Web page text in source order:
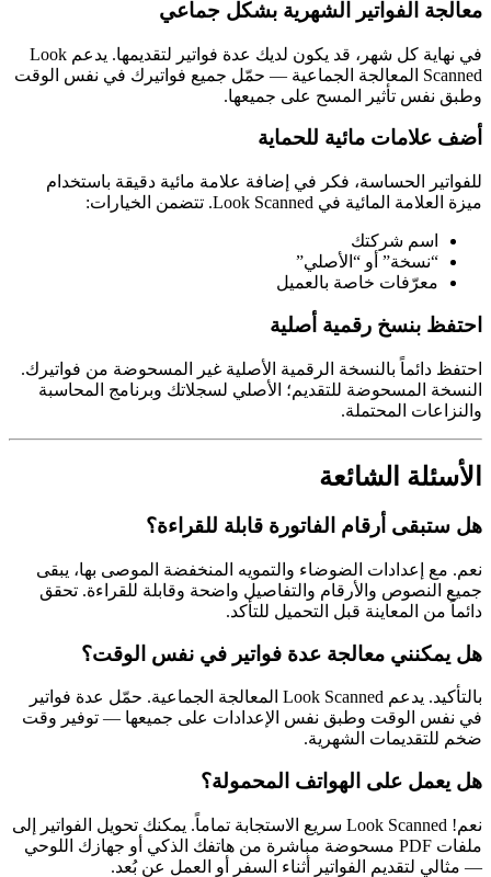
معالجة الفواتير الشهرية بشكل جماعي
في نهاية كل شهر، قد يكون لديك عدة فواتير لتقديمها. يدعم Look
Scanned المعالجة الجماعية — حمّل جميع فواتيرك في نفس الوقت
وطبق نفس تأثير المسح على جميعها.
أضف علامات مائية للحماية
للفواتير الحساسة، فكر في إضافة علامة مائية دقيقة باستخدام
ميزة العلامة المائية في Look Scanned. تتضمن الخيارات:
اسم شركتك
“نسخة” أو “الأصلي”
معرّفات خاصة بالعميل
احتفظ بنسخ رقمية أصلية
احتفظ دائماً بالنسخة الرقمية الأصلية غير المسحوضة من فواتيرك.
النسخة المسحوضة للتقديم؛ الأصلي لسجلاتك وبرنامج المحاسبة
والنزاعات المحتملة.
الأسئلة الشائعة
هل ستبقى أرقام الفاتورة قابلة للقراءة؟
نعم. مع إعدادات الضوضاء والتمويه المنخفضة الموصى بها، يبقى
جميع النصوص والأرقام والتفاصيل واضحة وقابلة للقراءة. تحقق
دائماً من المعاينة قبل التحميل للتأكد.
هل يمكنني معالجة عدة فواتير في نفس الوقت؟
بالتأكيد. يدعم Look Scanned المعالجة الجماعية. حمّل عدة فواتير
في نفس الوقت وطبق نفس الإعدادات على جميعها — توفير وقت
ضخم للتقديمات الشهرية.
هل يعمل على الهواتف المحمولة؟
نعم! Look Scanned سريع الاستجابة تماماً. يمكنك تحويل الفواتير إلى
ملفات PDF مسحوضة مباشرة من هاتفك الذكي أو جهازك اللوحي
— مثالي لتقديم الفواتير أثناء السفر أو العمل عن بُعد.